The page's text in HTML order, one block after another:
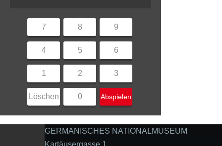
7 8 9
4 5 6
1 2 3
Löschen 0 Abspielen
GERMANISCHES NATIONALMUSEUM
Kartäusergasse 1